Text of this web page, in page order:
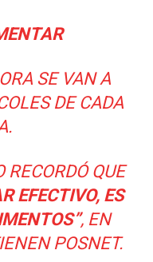
SE VAN A
DE CADA
RECORDÓ QUE
EFECTIVO, ES
, EN
POSNET.